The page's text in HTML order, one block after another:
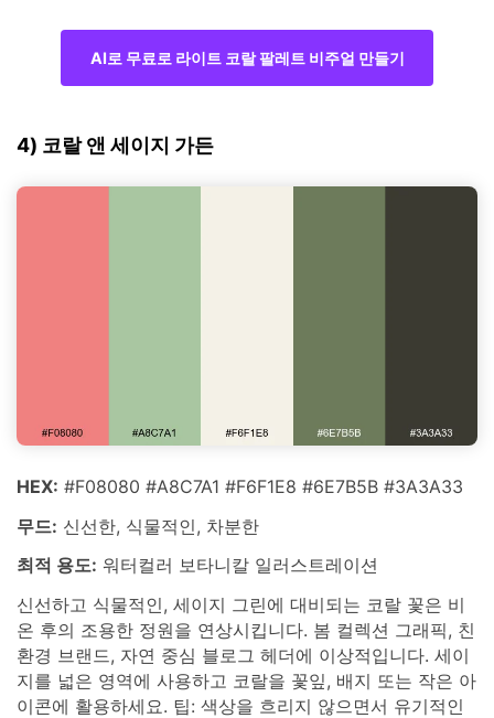
AI로 무료로 라이트 코랄 팔레트 비주얼 만들기
4) 코랄 앤 세이지 가든
HEX: #F08080 #A8C7A1 #F6F1E8 #6E7B5B #3A3A33
무드: 신선한, 식물적인, 차분한
최적 용도: 워터컬러 보타니칼 일러스트레이션
신선하고 식물적인, 세이지 그린에 대비되는 코랄 꽃은 비
온 후의 조용한 정원을 연상시킵니다. 봄 컬렉션 그래픽, 친
환경 브랜드, 자연 중심 블로그 헤더에 이상적입니다. 세이
지를 넓은 영역에 사용하고 코랄을 꽃잎, 배지 또는 작은 아
이콘에 활용하세요. 팁: 색상을 흐리지 않으면서 유기적인